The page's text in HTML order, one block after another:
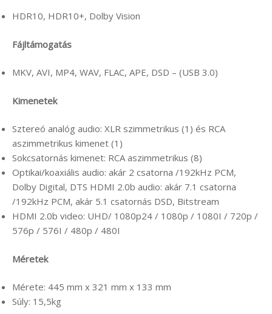
HDR10, HDR10+, Dolby Vision
Fájltámogatás
MKV, AVI, MP4, WAV, FLAC, APE, DSD – (USB 3.0)
Kimenetek
Sztereó analóg audio: XLR szimmetrikus (1) és RCA
aszimmetrikus kimenet (1)
Sokcsatornás kimenet: RCA aszimmetrikus (8)
Optikai/koaxiális audio: akár 2 csatorna /192kHz PCM,
Dolby Digital, DTS HDMI 2.0b audio: akár 7.1 csatorna
/192kHz PCM, akár 5.1 csatornás DSD, Bitstream
HDMI 2.0b video: UHD/ 1080p24 / 1080p / 1080I / 720p /
576p / 576I / 480p / 480I
Méretek
Mérete: 445 mm x 321 mm x 133 mm
Súly: 15,5kg